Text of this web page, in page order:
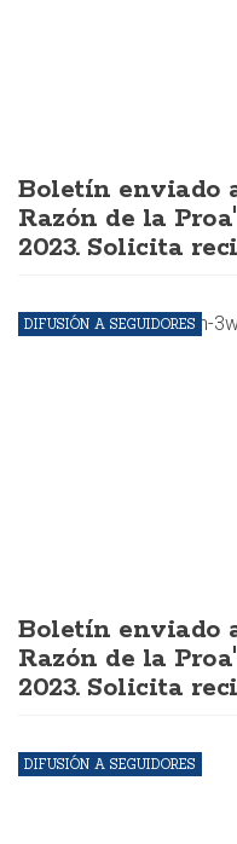
Boletín enviado
Razón de la
2023. Solicita
DIFUSIÓN A SEGUIDORES
Boletín enviado
Razón de la
2023. Solicita
DIFUSIÓN A SEGUIDORES